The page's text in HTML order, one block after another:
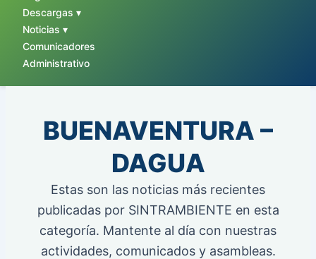
Descargas ▾
Noticias ▾
Comunicadores
Administrativo
BUENAVENTURA –
DAGUA
Estas son las noticias más recientes
publicadas por SINTRAMBIENTE en esta
categoría. Mantente al día con nuestras
actividades, comunicados y asambleas.